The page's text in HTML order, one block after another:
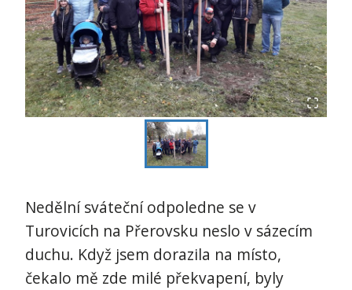
Nedělní sváteční odpoledne se v
Turovicích na Přerovsku neslo v sázecím
duchu. Když jsem dorazila na místo,
čekalo mě zde milé překvapení, byly